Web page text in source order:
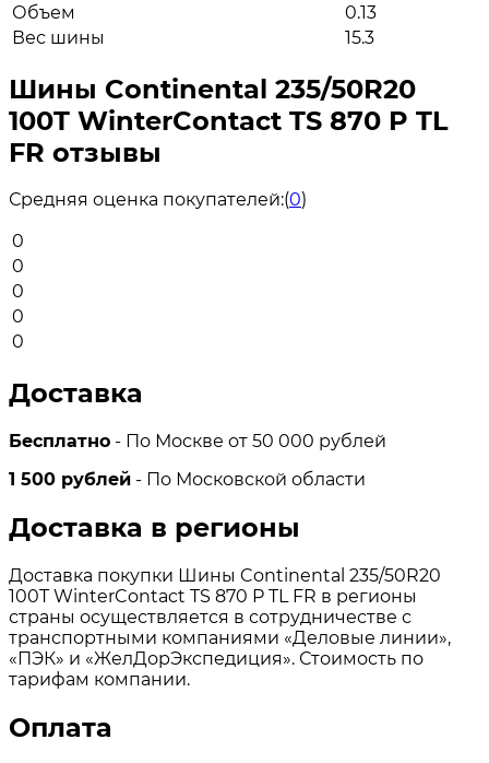
Объем
0.13
Вес шины
15.3
Шины Continental 235/50R20
100T WinterContact TS 870 P TL
FR отзывы
Средняя оценка покупателей:(0)
0
0
0
0
0
Доставка
Бесплатно - По Москве от 50 000 рублей
1 500 рублей - По Московской области
Доставка в регионы
Доставка покупки Шины Continental 235/50R20
100T WinterContact TS 870 P TL FR в регионы
страны осуществляется в сотрудничестве с
транспортными компаниями «Деловые линии»,
«ПЭК» и «ЖелДорЭкспедиция». Стоимость по
тарифам компании.
Оплата